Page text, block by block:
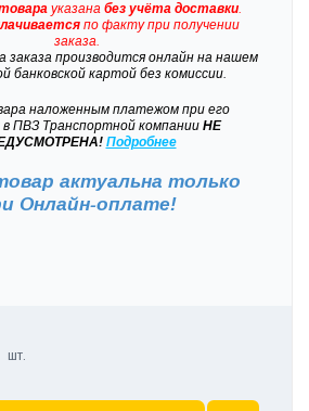
указана без учёта доставки.
по факту при получении
заказа.
заказа производится онлайн на нашем
банковской картой без комиссии.
наложенным платежом при его
в ПВЗ Транспортной компанииНЕ
Подробнее
актуальна только
Онлайн-оплате!